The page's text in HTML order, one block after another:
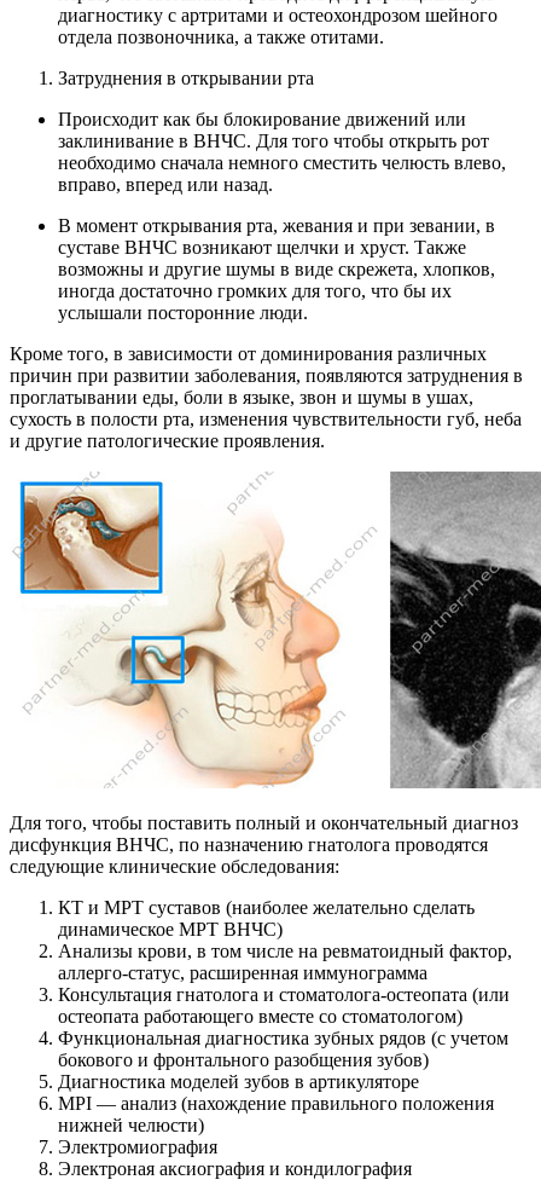
диагностику с артритами и остеохондрозом шейного
отдела позвоночника, а также отитами.
Затруднения в открывании рта
Происходит как бы блокирование движений или
заклинивание в ВНЧС. Для того чтобы открыть рот
необходимо сначала немного сместить челюсть влево,
вправо, вперед или назад.
В момент открывания рта, жевания и при зевании, в
суставе ВНЧС возникают щелчки и хруст. Также
возможны и другие шумы в виде скрежета, хлопков,
иногда достаточно громких для того, что бы их
услышали посторонние люди.
Кроме того, в зависимости от доминирования различных
причин при развитии заболевания, появляются затруднения в
проглатывании еды, боли в языке, звон и шумы в ушах,
сухость в полости рта, изменения чувствительности губ, неба
и другие патологические проявления.
Для того, чтобы поставить полный и окончательный диагноз
дисфункция ВНЧС, по назначению гнатолога проводятся
следующие клинические обследования:
КТ и МРТ суставов (наиболее желательно сделать
динамическое МРТ ВНЧС)
Анализы крови, в том числе на ревматоидный фактор,
аллерго-статус, расширенная иммунограмма
Консультация гнатолога и стоматолога-остеопата (или
остеопата работающего вместе со стоматологом)
Функциональная диагностика зубных рядов (с учетом
бокового и фронтального разобщения зубов)
Диагностика моделей зубов в артикуляторе
MPI — анализ (нахождение правильного положения
нижней челюсти)
Электромиография
Электроная аксиография и кондилография